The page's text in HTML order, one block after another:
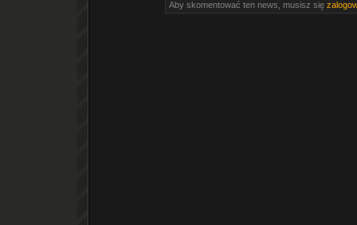
Aby skomentować ten news, musisz się